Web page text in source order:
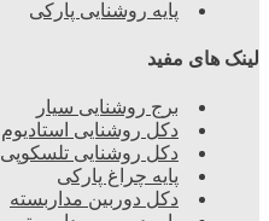
پایه روشنایی پارکی
لینک های مفید
برج روشنایی سیار
دکل روشنایی استادیوم
دکل روشنایی تلسکوپی
پایه چراغ پارکی
دکل دوربین مداربسته